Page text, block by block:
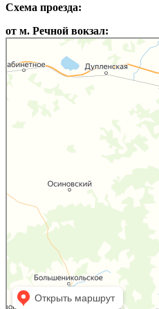
Схема проезда:
от м. Речной вокзал:
Новосибирск